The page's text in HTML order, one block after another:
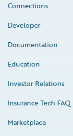
Connections
Developer
Documentation
Education
Investor Relations
Insurance Tech FAQ
Marketplace